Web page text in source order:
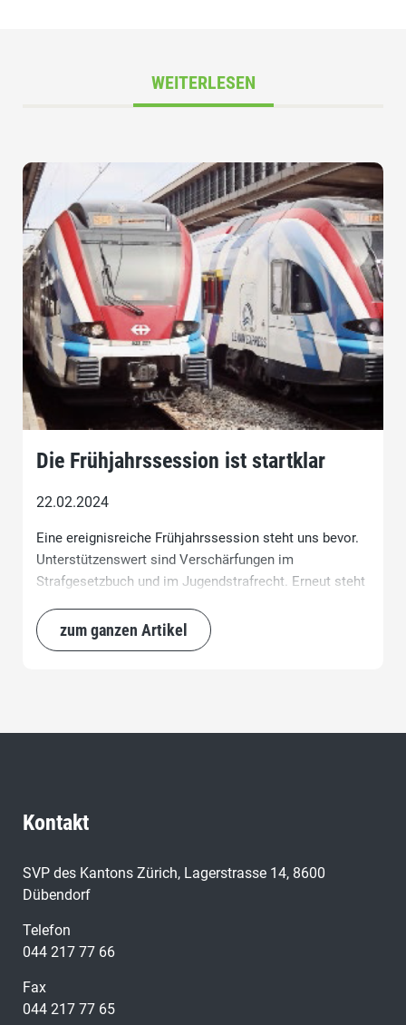
WEITERLESEN
Die Frühjahrssession ist startklar
22.02.2024
Eine ereignisreiche Frühjahrssession steht uns bevor.
Unterstützenswert sind Verschärfungen im
Strafgesetzbuch und im Jugendstrafrecht. Erneut steht
Agenda. Luxuslösungen sollten dabei vermieden
werden.
zum ganzen Artikel
Kontakt
SVP des Kantons Zürich, Lagerstrasse 14, 8600
Dübendorf
Telefon
044 217 77 66
Fax
044 217 77 65